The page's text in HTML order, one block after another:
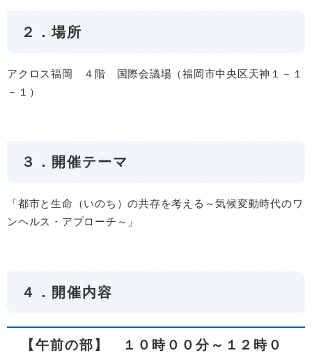
２．場所
アクロス福岡 ４階 国際会議場（福岡市中央区天神１－１
－１）
３．開催テーマ
「都市と生命（いのち）の共存を考える～気候変動時代のワ
ンヘルス・アプローチ～」
４．開催内容
【午前の部】​ １０時００分～１２時０